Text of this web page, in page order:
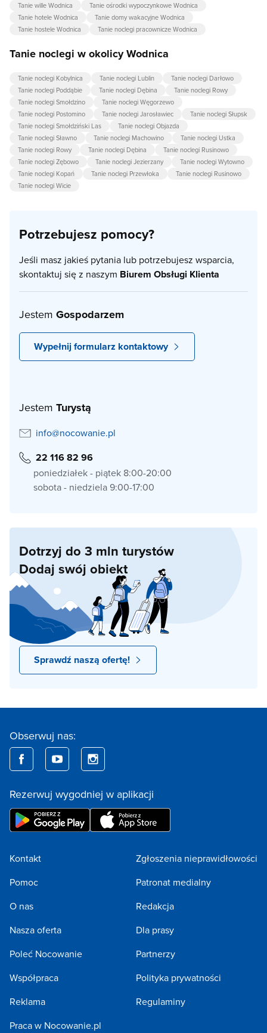
Tanie wille Wodnica
Tanie ośrodki wypoczynkowe Wodnica
Tanie hotele Wodnica
Tanie domy wakacyjne Wodnica
Tanie hostele Wodnica
Tanie noclegi pracownicze Wodnica
Tanie noclegi w okolicy Wodnica
Tanie noclegi Kobylnica Tanie noclegi Lublin
Tanie noclegi Darłowo
Tanie noclegi Poddąbie
Tanie noclegi Dębina
Tanie noclegi Rowy
Tanie noclegi Smołdzino
Tanie noclegi Węgorzewo
Tanie noclegi Postomino
Tanie noclegi Jarosławiec
Tanie noclegi Słupsk
Tanie noclegi Smołdziński Las
Tanie noclegi Objazda
Tanie noclegi Sławno
Tanie noclegi Machowino
Tanie noclegi Ustka
Tanie noclegi Rowy
Tanie noclegi Dębina
Tanie noclegi Rusinowo
Tanie noclegi Zębowo
Tanie noclegi Jezierzany
Tanie noclegi Wytowno
Tanie noclegi Kopań
Tanie noclegi Przewłoka
Tanie noclegi Rusinowo
Tanie noclegi Wicie
Potrzebujesz pomocy?
Jeśli masz jakieś pytania lub potrzebujesz wsparcia,
skontaktuj się z naszym Biurem Obsługi Klienta
Jestem Gospodarzem
Wypełnij formularz kontaktowy
Jestem Turystą
info@nocowanie.pl
22 116 82 96
poniedziałek - piątek 8:00-20:00
sobota - niedziela 9:00-17:00
Dotrzyj do 3 mln turystów
Dodaj swój obiekt
Sprawdź naszą ofertę!
Obserwuj nas:
Rezerwuj wygodniej w aplikacji
Kontakt
Pomoc
O nas
Nasza oferta
Poleć Nocowanie
Współpraca
Reklama
Praca w Nocowanie.pl
Zgłoszenia nieprawidłowości
Patronat medialny
Redakcja
Dla prasy
Partnerzy
Polityka prywatności
Regulaminy